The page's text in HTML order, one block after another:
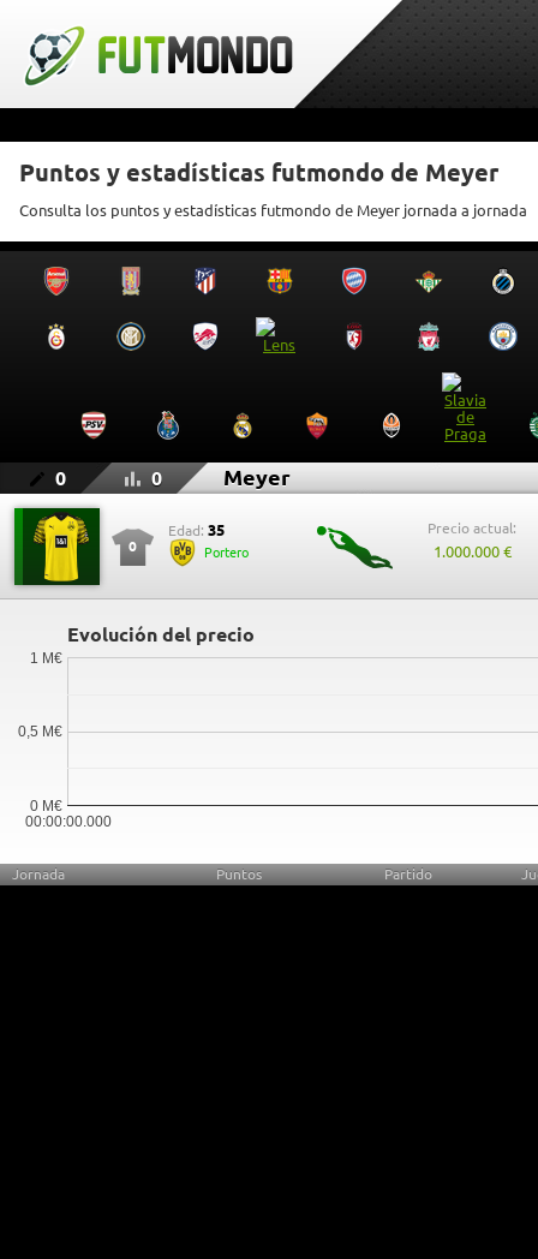
Puntos y estadísticas futmondo de Meyer
Consulta los puntos y estadísticas futmondo de Meyer jornada a jornada
0 0 Meyer
0
Edad: 35
Portero
Precio actual:
1.000.000 €
Evolución del precio
00:00:00.000
0 M€
0,5 M€
1 M€
Jornada Puntos Partido